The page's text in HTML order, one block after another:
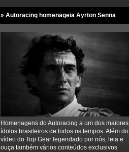
» Autoracing homenageia Ayrton Senna
Homenagens do Autoracing a um dos maiores
ídolos brasileiros de todos os tempos. Além do
vídeo do Top Gear legendado por nós, leia e
ouça também vários conteúdos exclusivos